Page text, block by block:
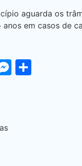
aguarda os
em casos de